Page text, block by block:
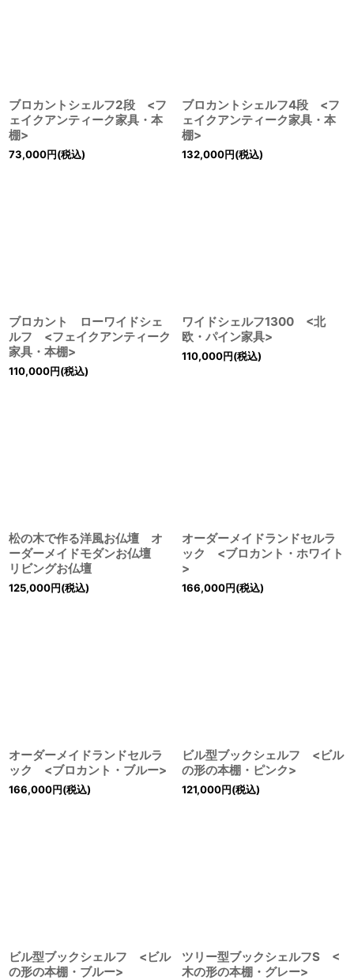
ブロカントシェルフ2段 <フ
ェイクアンティーク家具・本
棚>
73,000円(税込)
ブロカントシェルフ4段 <フ
ェイクアンティーク家具・本
棚>
132,000円(税込)
ブロカント ローワイドシェ
ルフ <フェイクアンティーク
家具・本棚>
110,000円(税込)
ワイドシェルフ1300 <北
欧・パイン家具>
110,000円(税込)
松の木で作る洋風お仏壇 オ
ーダーメイドモダンお仏壇
リビングお仏壇
125,000円(税込)
オーダーメイドランドセルラ
ック <ブロカント・ホワイト
>
166,000円(税込)
オーダーメイドランドセルラ
ック <ブロカント・ブルー>
166,000円(税込)
ビル型ブックシェルフ <ビル
の形の本棚・ピンク>
121,000円(税込)
ビル型ブックシェルフ <ビル
の形の本棚・ブルー>
ツリー型ブックシェルフS <
木の形の本棚・グレー>